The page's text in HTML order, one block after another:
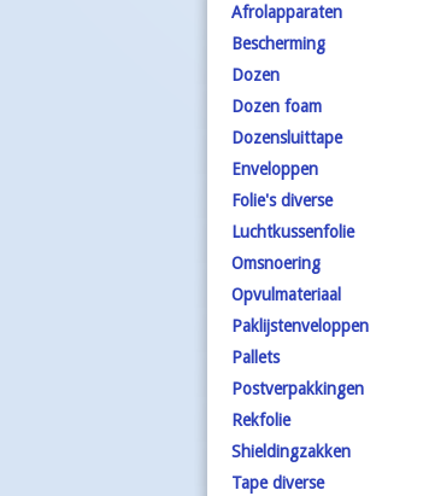
Afrolapparaten
Bescherming
Dozen
Dozen foam
Dozensluittape
Enveloppen
Folie's diverse
Luchtkussenfolie
Omsnoering
Opvulmateriaal
Paklijstenveloppen
Pallets
Postverpakkingen
Rekfolie
Shieldingzakken
Tape diverse